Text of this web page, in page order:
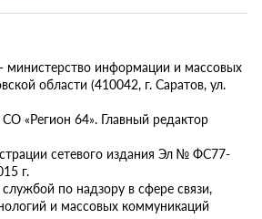
министерство информации и массовых
области (410042, г. Саратов, ул.
«Регион 64». Главный редактор
сетевого издания Эл № ФС77-
г.
по надзору в сфере связи,
и массовых коммуникаций